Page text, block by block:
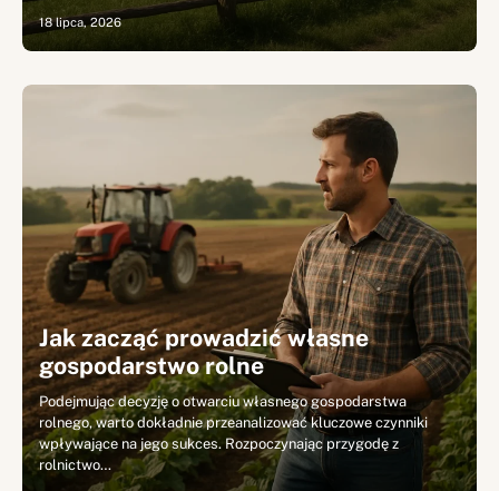
18 lipca, 2026
Jak zacząć prowadzić własne
gospodarstwo rolne
Podejmując decyzję o otwarciu własnego gospodarstwa
rolnego, warto dokładnie przeanalizować kluczowe czynniki
wpływające na jego sukces. Rozpoczynając przygodę z
rolnictwo…